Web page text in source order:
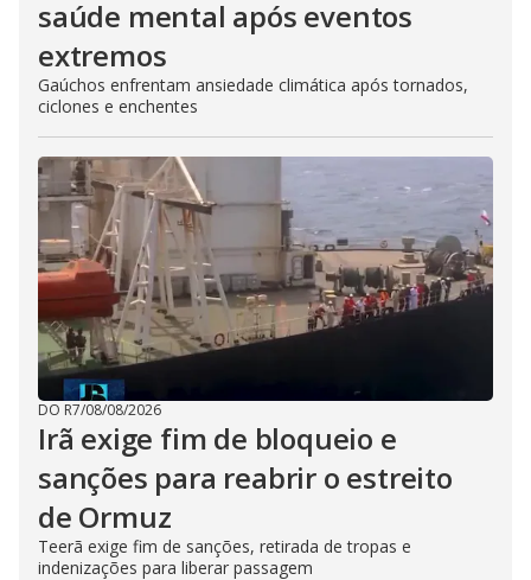
saúde mental após eventos
extremos
Gaúchos enfrentam ansiedade climática após tornados,
ciclones e enchentes
DO R7/08/08/2026
Irã exige fim de bloqueio e
sanções para reabrir o estreito
de Ormuz
Teerã exige fim de sanções, retirada de tropas e
indenizações para liberar passagem